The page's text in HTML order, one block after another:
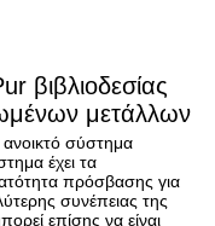
βιβλιοδεσίας
μετάλλων
σύστημα
έχει τα
πρόσβασης για
συνέπειας της
επίσης να είναι